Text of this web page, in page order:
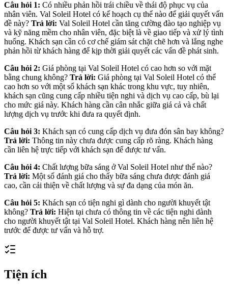
Câu hỏi 1: Có nhiều phản hồi trái chiều về thái độ phục vụ của
nhân viên. Val Soleil Hotel có kế hoạch cụ thể nào để giải quyết vấn
đề này? Trả lời: Val Soleil Hotel cần tăng cường đào tạo nghiệp vụ
và kỹ năng mềm cho nhân viên, đặc biệt là về giao tiếp và xử lý tình
huống. Khách sạn cần có cơ chế giám sát chặt chẽ hơn và lắng nghe
phản hồi từ khách hàng để kịp thời giải quyết các vấn đề phát sinh.
Câu hỏi 2: Giá phòng tại Val Soleil Hotel có cao hơn so với mặt
bằng chung không? Trả lời: Giá phòng tại Val Soleil Hotel có thể
cao hơn so với một số khách sạn khác trong khu vực, tuy nhiên,
khách sạn cũng cung cấp nhiều tiện nghi và dịch vụ cao cấp, bù lại
cho mức giá này. Khách hàng cần cân nhắc giữa giá cả và chất
lượng dịch vụ trước khi đưa ra quyết định.
Câu hỏi 3: Khách sạn có cung cấp dịch vụ đưa đón sân bay không?
Trả lời: Thông tin này chưa được cung cấp rõ ràng. Khách hàng
cần liên hệ trực tiếp với khách sạn để được tư vấn.
Câu hỏi 4: Chất lượng bữa sáng ở Val Soleil Hotel như thế nào?
Trả lời: Một số đánh giá cho thấy bữa sáng chưa được đánh giá
cao, cần cải thiện về chất lượng và sự đa dạng của món ăn.
Câu hỏi 5: Khách sạn có tiện nghi gì dành cho người khuyết tật
không? Trả lời: Hiện tại chưa có thông tin về các tiện nghi dành
cho người khuyết tật tại Val Soleil Hotel. Khách hàng nên liên hệ
trước để được tư vấn và hỗ trợ.
Tiện ích